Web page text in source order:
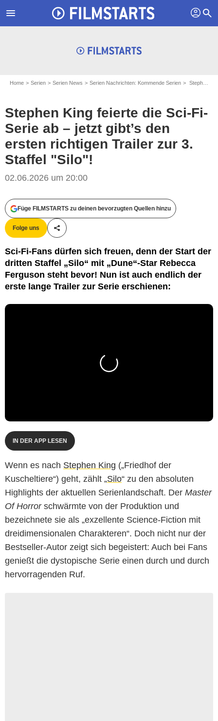
menu profil search
Home Serien Serien News Serien Nachrichten: Kommende Serien Stephen King feierte die Sci-Fi-Serie ab – jetzt gibt’s den ersten richtigen Trailer zur 3. Staffel "Silo"!
Stephen King feierte die Sci-Fi-
Serie ab – jetzt gibt’s den
ersten richtigen Trailer zur 3.
Staffel "Silo"!
02.06.2026 um 20:00
Füge FILMSTARTS zu deinen bevorzugten Quellen hinzu
Folge uns
Teile diesen Artikel
Sci-Fi-Fans dürfen sich freuen, denn der Start der
dritten Staffel „Silo“ mit „Dune“-Star Rebecca
Ferguson steht bevor! Nun ist auch endlich der
erste lange Trailer zur Serie erschienen:
IN DER APP LESEN
Wenn es nach Stephen King („Friedhof der
Kuscheltiere“) geht, zählt „Silo“ zu den absoluten
Highlights der aktuellen Serienlandschaft. Der Master
Of Horrorschwärmte von der Produktion und
bezeichnete sie als „exzellente Science-Fiction mit
dreidimensionalen Charakteren“. Doch nicht nur der
Bestseller-Autor zeigt sich begeistert: Auch bei Fans
genießt die dystopische Serie einen durch und durch
hervorragenden Ruf.